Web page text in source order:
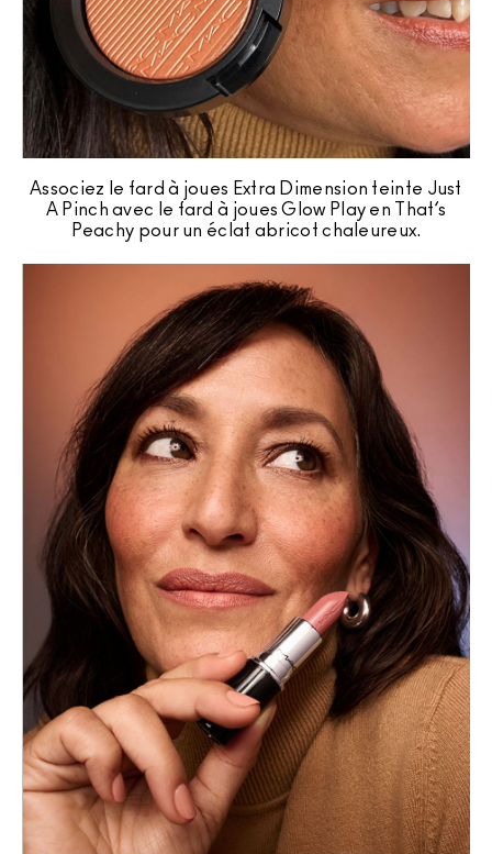
Associez le fard à joues Extra Dimension teinte Just
A Pinch avec le fard à joues Glow Play en That’s
Peachy pour un éclat abricot chaleureux.